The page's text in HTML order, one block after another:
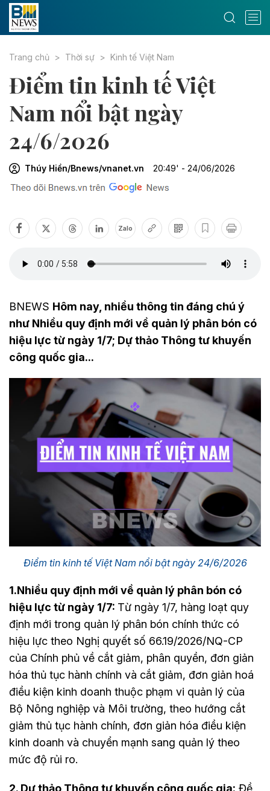
Trang chủ Thời sự Kinh tế Việt Nam
Điểm tin kinh tế Việt
Nam nổi bật ngày
24/6/2026
Thúy Hiền/Bnews/vnanet.vn 20:49' - 24/06/2026
Zalo
BNEWS Hôm nay, nhiều thông tin đáng chú ý
như Nhiều quy định mới về quản lý phân bón có
hiệu lực từ ngày 1/7; Dự thảo Thông tư khuyến
công quốc gia...
Điểm tin kinh tế Việt Nam nổi bật ngày 24/6/2026
1.Nhiều quy định mới về quản lý phân bón có
hiệu lực từ ngày 1/7: Từ ngày 1/7, hàng loạt quy
định mới trong quản lý phân bón chính thức có
hiệu lực theo Nghị quyết số 66.19/2026/NQ-CP
của Chính phủ về cắt giảm, phân quyền, đơn giản
hóa thủ tục hành chính và cắt giảm, đơn giản hoá
điều kiện kinh doanh thuộc phạm vi quản lý của
Bộ Nông nghiệp và Môi trường, theo hướng cắt
giảm thủ tục hành chính, đơn giản hóa điều kiện
kinh doanh và chuyển mạnh sang quản lý theo
mức độ rủi ro.
2. Dự thảo Thông tư khuyến công quốc gia: Đề